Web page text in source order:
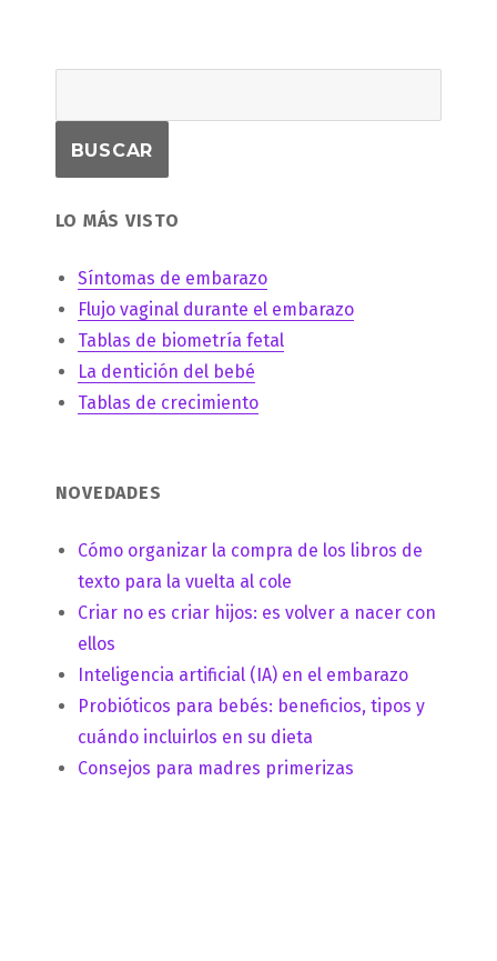
LO MÁS VISTO
Síntomas de embarazo
Flujo vaginal durante el embarazo
Tablas de biometría fetal
La dentición del bebé
Tablas de crecimiento
NOVEDADES
Cómo organizar la compra de los libros de
texto para la vuelta al cole
Criar no es criar hijos: es volver a nacer con
ellos
Inteligencia artificial (IA) en el embarazo
Probióticos para bebés: beneficios, tipos y
cuándo incluirlos en su dieta
Consejos para madres primerizas